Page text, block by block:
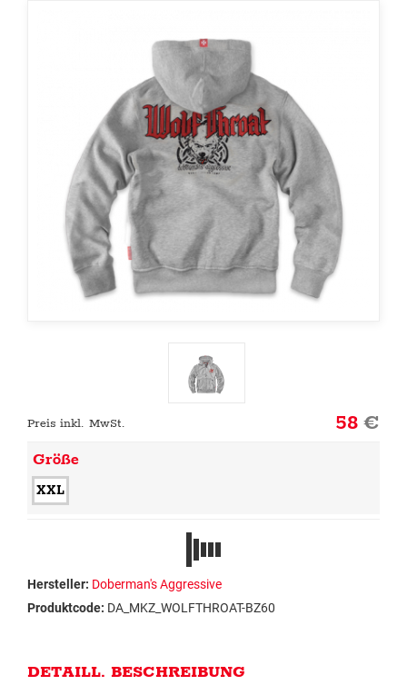
Preis inkl. MwSt. 58€
Größe
XXL
Hersteller: Doberman's Aggressive
Produktcode: DA_MKZ_WOLFTHROAT-BZ60
DETAILL. BESCHREIBUNG